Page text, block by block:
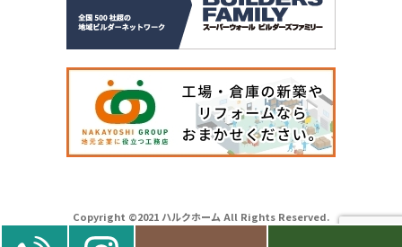
Copyright ©2021 ハルクホーム All Rights Reserved.